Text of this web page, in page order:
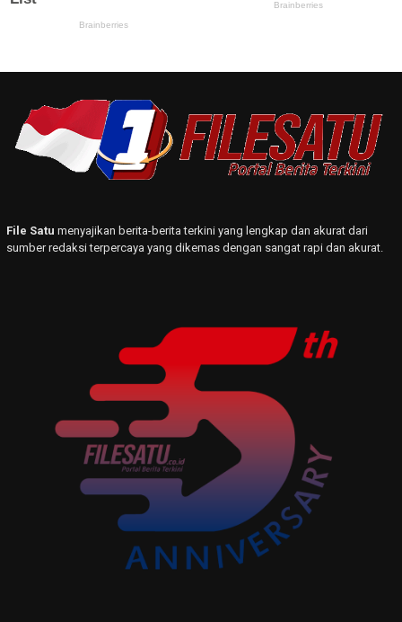
File Satu menyajikan berita-berita terkini yang lengkap dan akurat dari
sumber redaksi terpercaya yang dikemas dengan sangat rapi dan akurat.